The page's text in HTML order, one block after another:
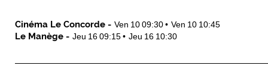
Cinéma Le Concorde - Ven 10 09:30 Ven 10 10:45
Le Manège - Jeu 16 09:15 Jeu 16 10:30